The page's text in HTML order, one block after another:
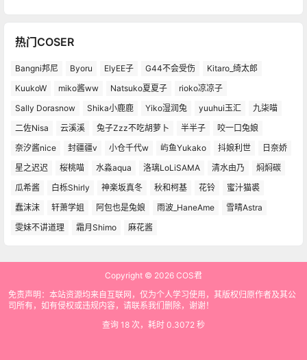
热门COSER
Bangni邦尼 Byoru ElyEE子 G44不会受伤
Kitaro_绮太郎
KuukoW
miko酱ww Natsuko夏夏子
rioko凉凉子
Sally Dorasnow
Shika小鹿鹿 Yiko湿润兔 yuuhui玉汇
九柒喵
二佐Nisa
云溪溪 兔子Zzz不吃胡萝卜 半半子
咬一口兔娘
奈汐酱nice
封疆疆v 小仓千代w 屿鱼Yukako 抖娘利世
日奈娇
星之迟迟
桜桃喵 水淼aqua 洛璃LoLiSAMA 清水由乃
焖焖碳
瓜希酱
白栎Shirly 神楽坂真冬 秋和柯基 花铃
蜜汁猫裘
蠢沫沫
轩萧学姐 阿包也是兔娘 雨波_HaneAme
雪晴Astra
雯妹不讲道理
霜月Shimo 麻花酱
Copyright © 2026 COS君
免责声明：本站资源均来自互联网，仅为个人学习使用，其版权归原作者及其公
司所有，如有侵权或违规内容，请联系我们删除，谢谢！
查询 18 次，耗时 0.3072 秒